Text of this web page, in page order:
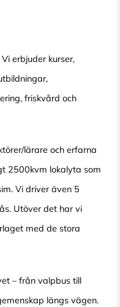
erbjuder kurser,
friskvård och
lärare och erfarna
2500kvm lokalyta som
Vi driver även 5
Utöver det har vi
med de stora
– från valpbus till
längs vägen.